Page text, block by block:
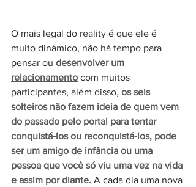
O mais legal do reality é que ele é
muito dinâmico, não há tempo para
pensar ou desenvolver um
relacionamento com muitos
participantes, além disso, os seis
solteiros não fazem ideia de quem vem
do passado pelo portal para tentar
conquistá-los ou reconquistá-los, pode
ser um amigo de infância ou uma
pessoa que você só viu uma vez na vida
e assim por diante. A cada dia uma nova